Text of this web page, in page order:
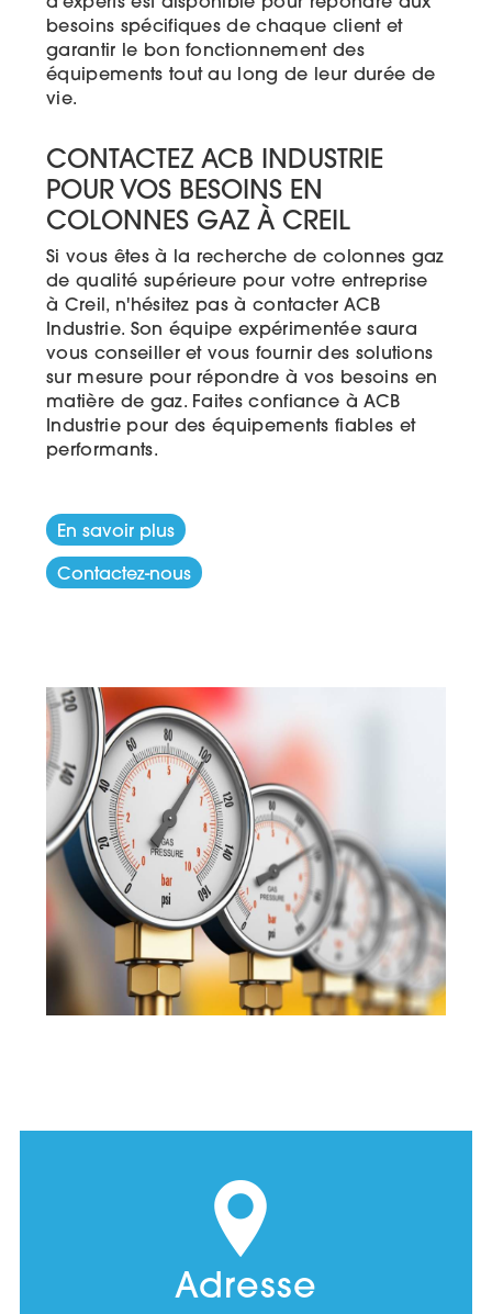
besoins spécifiques de chaque client et
garantir le bon fonctionnement des
équipements tout au long de leur durée de
vie.
CONTACTEZ ACB INDUSTRIE
POUR VOS BESOINS EN
COLONNES GAZ À CREIL
Si vous êtes à la recherche de colonnes gaz
de qualité supérieure pour votre entreprise
à Creil, n'hésitez pas à contacter ACB
Industrie. Son équipe expérimentée saura
vous conseiller et vous fournir des solutions
sur mesure pour répondre à vos besoins en
matière de gaz. Faites confiance à ACB
Industrie pour des équipements fiables et
performants.
En savoir plus
Contactez-nous
Adresse